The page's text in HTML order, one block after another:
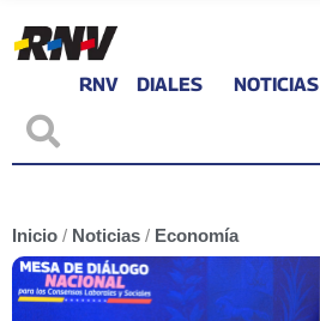
RNV DIALES NOTICIAS
Inicio / Noticias / Economía